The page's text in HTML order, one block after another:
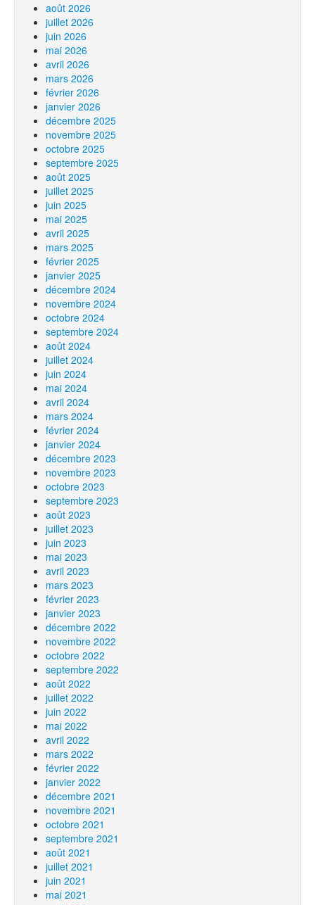
août 2026
juillet 2026
juin 2026
mai 2026
avril 2026
mars 2026
février 2026
janvier 2026
décembre 2025
novembre 2025
octobre 2025
septembre 2025
août 2025
juillet 2025
juin 2025
mai 2025
avril 2025
mars 2025
février 2025
janvier 2025
décembre 2024
novembre 2024
octobre 2024
septembre 2024
août 2024
juillet 2024
juin 2024
mai 2024
avril 2024
mars 2024
février 2024
janvier 2024
décembre 2023
novembre 2023
octobre 2023
septembre 2023
août 2023
juillet 2023
juin 2023
mai 2023
avril 2023
mars 2023
février 2023
janvier 2023
décembre 2022
novembre 2022
octobre 2022
septembre 2022
août 2022
juillet 2022
juin 2022
mai 2022
avril 2022
mars 2022
février 2022
janvier 2022
décembre 2021
novembre 2021
octobre 2021
septembre 2021
août 2021
juillet 2021
juin 2021
mai 2021